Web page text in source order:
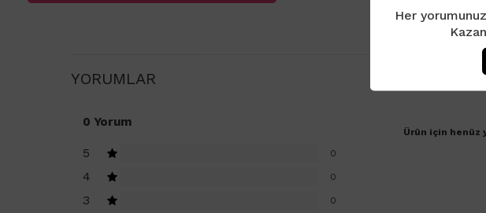
YORUMLAR
0 Yorum
5 0
4 0
3 0
Ürün için henüz
Her